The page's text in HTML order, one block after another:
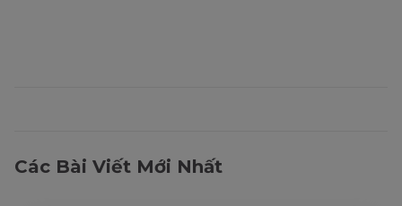
Các Bài Viết Mới Nhất